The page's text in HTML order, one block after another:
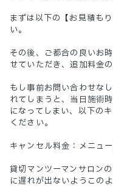
まずは以下の【お見積も
い。
その後、ご都合の良いお
せていただき、追加料金
もし事前お問い合わせな
れてしまうと、当日施術
になってしまい、以下の
ください。
キャンセル料金：メニュ
貸切マンツーマンサロン
に遅れが出ないようこの